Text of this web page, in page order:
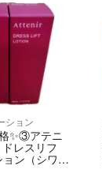
ション
✨③アテニ
レスリフ
ョン（シワ改